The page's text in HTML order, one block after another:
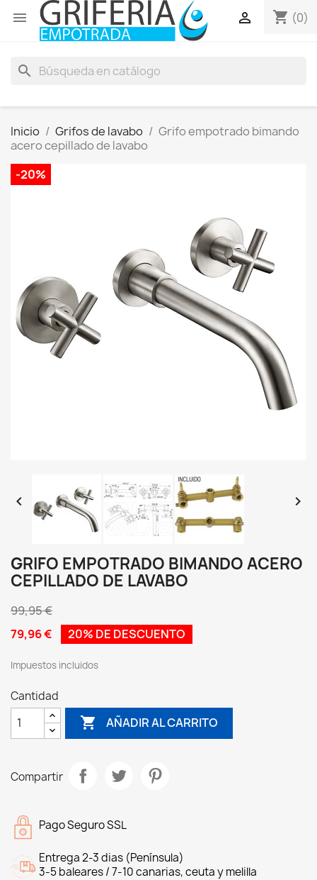
 shopping_cart (0)

search
Inicio Grifos de lavabo
Grifo empotrado bimando
acero cepillado de lavabo
-20%
 
GRIFO EMPOTRADO BIMANDO ACERO
CEPILLADO DE LAVABO
99,95 €
79,96 €
20% DE DESCUENTO
Impuestos incluidos
Cantidad
 AÑADIR AL CARRITO
Compartir
Pago Seguro SSL
Entrega 2-3 dias (Península)
3-5 baleares / 7-10 canarias, ceuta y melilla